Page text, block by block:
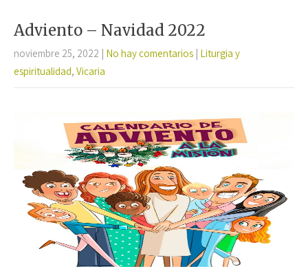
o
k
p
p
ar
tir
Adviento – Navidad 2022
noviembre 25, 2022 No hay comentarios Liturgia y
espiritualidad, Vicaria